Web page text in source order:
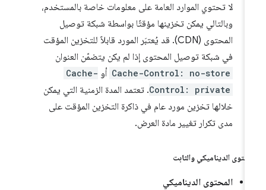
لا تحتوي الموارد العامة على معلومات خاصة بالمستخدم،
وبالتالي يمكن تخزينها مؤقتًا بواسطة شبكة توصيل
المحتوى (CDN). قد يُعتبَر المورد قابلاً للتخزين المؤقت
في شبكة توصيل المحتوى إذا لم يكن يتضمّن العنوان
Cache-Control: no-store أو Cache-
Control: private. تعتمد المدة الزمنية التي يمكن
خلالها تخزين مورد عام في ذاكرة التخزين المؤقت على
مدى تكرار تغيير مادة العرض.
الديناميكي والثابت
المحتوى الديناميكي